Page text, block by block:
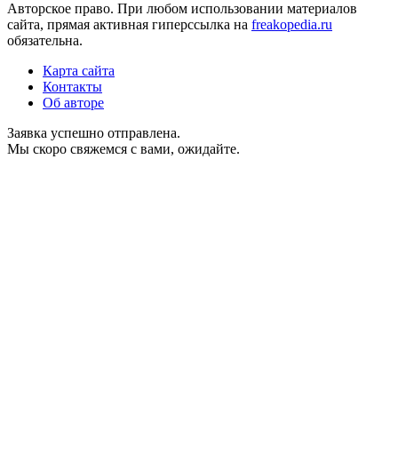
Авторское право. При любом использовании материалов
сайта, прямая активная гиперссылка на freakopedia.ru
обязательна.
Карта сайта
Контакты
Об авторе
Заявка успешно отправлена.
Мы скоро свяжемся с вами, ожидайте.